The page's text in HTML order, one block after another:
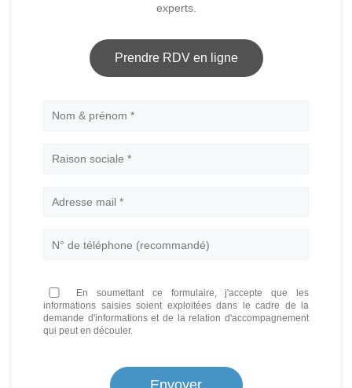
experts.
Prendre RDV en ligne
Nom
En soumettant ce formulaire, j'accepte que les
informations saisies soient exploitées dans le cadre de la
demande d'informations et de la relation d'accompagnement
qui peut en découler.